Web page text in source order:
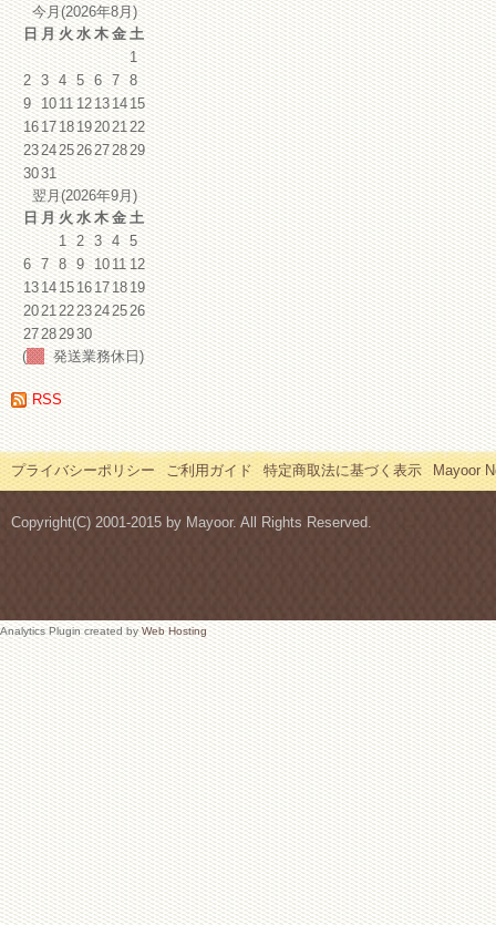
ブ 今月(2026年8月)
日 月 火 水 木 金 土
1
2 3 4 5 6 7 8
9 1011 12131415
16171819202122
23242526272829
3031
翌月(2026年9月)
日 月 火 水 木 金 土
1 2 3 4 5
6 7 8 9 1011 12
13141516171819
20212223242526
27282930
(
発送業務休日)
RSS
プライバシーポリシー ご利用ガイド 特定商取法に基づく表示 Mayoor
Copyright(C) 2001-2015 by Mayoor. All Rights Reserved.
Analytics Plugin created byWeb Hosting